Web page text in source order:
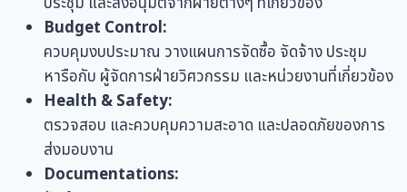
Budget Control:
ควบคุมงบประมาณ วางแผนการจัดซื้อ จัดจ้าง ประชุม
หารือกับ ผู้จัดการฝ่ายวิศวกรรม และหน่วยงานที่เกี่ยวข้อง
Health & Safety:
ตรวจสอบ และควบคุมความสะอาด และปลอดภัยของการ
ส่งมอบงาน
Documentations: